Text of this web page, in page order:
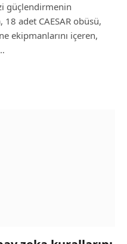
güçlendirmenin
adet CAESAR obüsü,
ekipmanlarını içeren,